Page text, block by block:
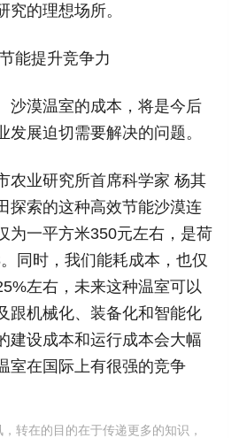
究的理想场所。
能提升竞争力
沙漠温室的成本，将是今后
发展迫切需要解决的问题。
农业研究所首席科学家 杨其
探索的这种高效节能沙漠连
为一平方米350元左右，是荷
同时，我们能耗成本，也仅
左右，未来这种温室可以
跟机械化、装备化和智能化
建设成本和运行成本会大幅
室在国际上有很强的竞争
转在的目的在于传递更多的知识，